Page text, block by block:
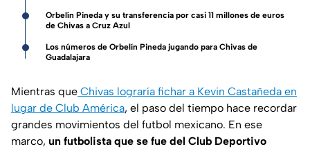
Orbelín Pineda y su transferencia por casi 11 millones de euros
de Chivas a Cruz Azul
Los números de Orbelín Pineda jugando para Chivas de
Guadalajara
Mientras que Chivas lograría fichar a Kevin Castañeda en
lugar de Club América, el paso del tiempo hace recordar
grandes movimientos del futbol mexicano. En ese
marco, un futbolista que se fue del Club Deportivo